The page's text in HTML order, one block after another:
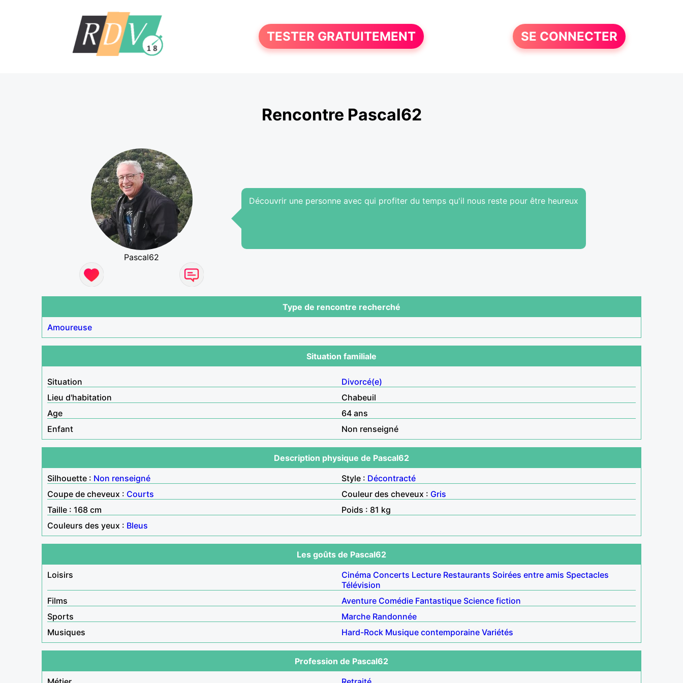
TESTER GRATUITEMENT SE CONNECTER
Rencontre Pascal62
Pascal62
Découvrir une personne avec qui profiter du temps qu'il nous reste pour être heureux
Type de rencontre recherché
Amoureuse
Situation familiale
Situation
Divorcé(e)
Lieu d'habitation
Chabeuil
Age
64 ans
Enfant
Non renseigné
Description physique de Pascal62
Silhouette : Non renseigné Style : Décontracté
Coupe de cheveux : Courts Couleur des cheveux : Gris
Taille : 168 cm
Poids : 81 kg
Couleurs des yeux : Bleus
Les goûts de Pascal62
Loisirs
Cinéma Concerts Lecture Restaurants Soirées entre amis Spectacles
Télévision
Films
Aventure Comédie Fantastique Science fiction
Sports
Marche Randonnée
Musiques
Hard-Rock Musique contemporaine Variétés
Profession de Pascal62